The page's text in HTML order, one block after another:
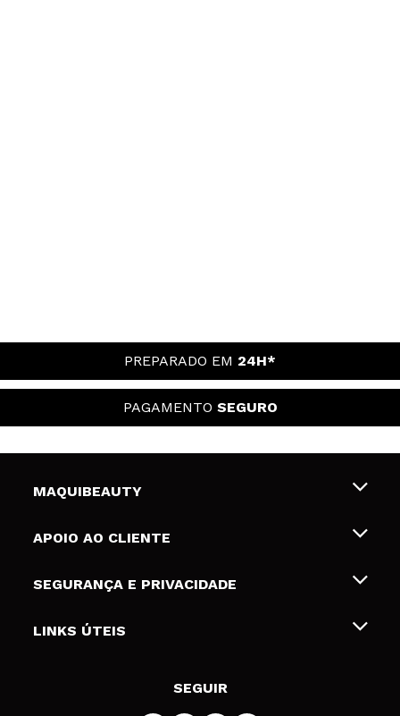
PREPARADO EM 24H*
PAGAMENTO SEGURO
MAQUIBEAUTY
Sobre nós
Gift Cards
APOIO AO CLIENTE
Envios e Devoluções
Formas de pagamento
SEGURANÇA E PRIVACIDADE
Termos e Privacidade
LINKS ÚTEIS
SEGUIR